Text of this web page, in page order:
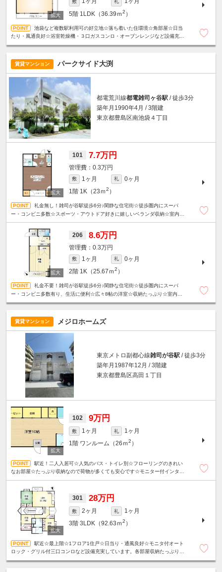
敷 礼
5階 1LDK（36.39ｍ2 ）
池袋など複数駅利用可の好立地☆落ち着いた住環境☆角部屋☆日当
たり・風通良好☆浴室乾燥機・３口ガスコンロ・オーブンレンジなど設備充実
賃貸マンション パークサイド大渕
都電荒川線都電雑司ヶ谷駅 / 徒歩3分
築年月1990年4月 / 3階建
東京都豊島区南池袋４丁目
101 7.7万円
0.3万円
敷 1ヶ月 礼
0ヶ月
1階 1K（23ｍ2 ）
礼金無し！雑司が谷駅徒歩6分♪閑静な住宅街☆徒歩圏内にスーパ
ー・コンビニ多数☆スポーツ・アウトドア好きに嬉しいベランダ収納☆室内洗
206 8.6万円
0.3万円
敷 1ヶ月 礼
0ヶ月
2階 1K（25.67ｍ2 ）
礼金不要！雑司が谷駅徒歩6分♪閑静な住宅街☆徒歩圏内にスーパ
ー・コンビニ多数有り、生活に便利☆広々8帖の洋室☆収納たっぷり☆室内洗濯
賃貸マンション メジロホームズ
東京メトロ副都心線雑司が谷駅 / 徒歩3分
築年月1987年12月 / 3階建
東京都豊島区高田１丁目
102 9万円
敷 1ヶ月 礼
1ヶ月
1階 ワンルーム（26ｍ2 ）
駅近！二人入居可☆人気のバス・トイレ別☆フローリングのきれい
なお部屋☆たっぷり収納なので荷物が多くても安心です☆モニター付インター
301 28万円
敷 2ヶ月 礼
1ヶ月
3階 3LDK（92.63ｍ2 ）
駅近☆最上階☆1フロア1住戸☆日当り・通風良好☆モニタ付オート
ロック・グリル付三口コンロなど設備充実しています。各部屋収納たっぷり・